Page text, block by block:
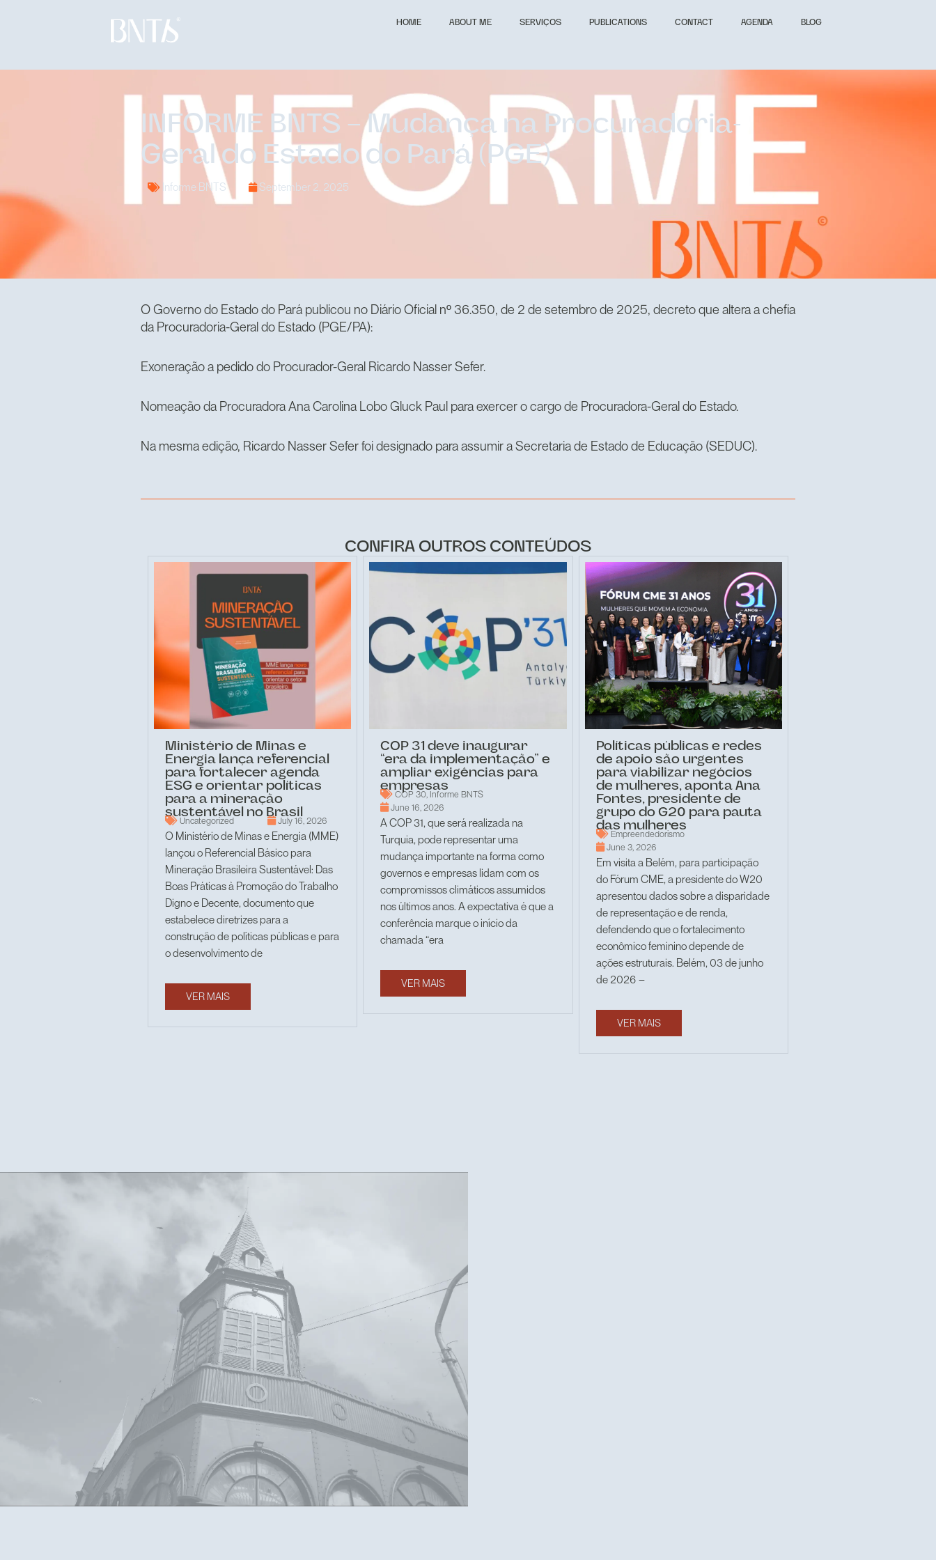
HOME ABOUT ME SERVIÇOS PUBLICATIONS CONTACT AGENDA BLOG
INFORME BNTS – Mudança na Procuradoria-
Geral do Estado do Pará (PGE)
Informe BNTS September 2, 2025
O Governo do Estado do Pará publicou no Diário Oficial nº 36.350, de 2 de setembro de 2025, decreto que altera a chefia
da Procuradoria-Geral do Estado (PGE/PA):
Exoneração a pedido do Procurador-Geral Ricardo Nasser Sefer.
Nomeação da Procuradora Ana Carolina Lobo Gluck Paul para exercer o cargo de Procuradora-Geral do Estado.
Na mesma edição, Ricardo Nasser Sefer foi designado para assumir a Secretaria de Estado de Educação (SEDUC).
CONFIRA OUTROS CONTEÚDOS
Ministério de Minas e
Energia lança referencial
para fortalecer agenda
ESG e orientar políticas
para a mineração
sustentável no Brasil
Uncategorized July 16, 2026
O Ministério de Minas e Energia (MME)
lançou o Referencial Básico para
Mineração Brasileira Sustentável: Das
Boas Práticas à Promoção do Trabalho
Digno e Decente, documento que
estabelece diretrizes para a
construção de políticas públicas e para
o desenvolvimento de
VER MAIS
COP 31 deve inaugurar
“era da implementação” e
ampliar exigências para
empresas
COP 30, Informe BNTS
June 16, 2026
A COP 31, que será realizada na
Turquia, pode representar uma
mudança importante na forma como
governos e empresas lidam com os
compromissos climáticos assumidos
nos últimos anos. A expectativa é que a
conferência marque o início da
chamada “era
VER MAIS
Políticas públicas e redes
de apoio são urgentes
para viabilizar negócios
de mulheres, aponta Ana
Fontes, presidente de
grupo do G20 para pauta
das mulheres
Empreendedorismo
June 3, 2026
Em visita a Belém, para participação
do Fórum CME, a presidente do W20
apresentou dados sobre a disparidade
de representação e de renda,
defendendo que o fortalecimento
econômico feminino depende de
ações estruturais. Belém, 03 de junho
de 2026 –
VER MAIS